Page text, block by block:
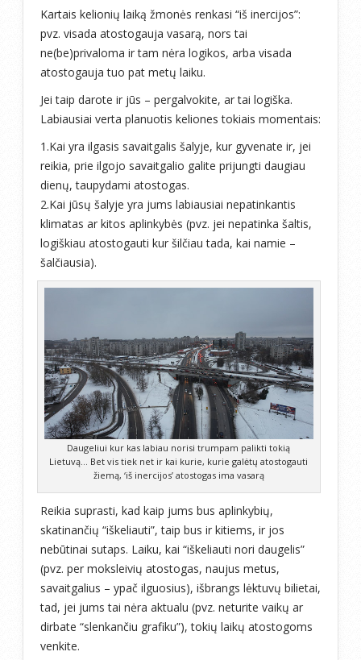
Kartais kelionių laiką žmonės renkasi “iš inercijos”:
pvz. visada atostogauja vasarą, nors tai
ne(be)privaloma ir tam nėra logikos, arba visada
atostogauja tuo pat metų laiku.
Jei taip darote ir jūs – pergalvokite, ar tai logiška.
Labiausiai verta planuotis keliones tokiais momentais:
1.Kai yra ilgasis savaitgalis šalyje, kur gyvenate ir, jei
reikia, prie ilgojo savaitgalio galite prijungti daugiau
dienų, taupydami atostogas.
2.Kai jūsų šalyje yra jums labiausiai nepatinkantis
klimatas ar kitos aplinkybės (pvz. jei nepatinka šaltis,
logiškiau atostogauti kur šilčiau tada, kai namie –
šalčiausia).
Daugeliui kur kas labiau norisi trumpam palikti tokią
Lietuvą… Bet vis tiek net ir kai kurie, kurie galėtų atostogauti
žiemą, ‘iš inercijos’ atostogas ima vasarą
Reikia suprasti, kad kaip jums bus aplinkybių,
skatinančių “iškeliauti”, taip bus ir kitiems, ir jos
nebūtinai sutaps. Laiku, kai “iškeliauti nori daugelis”
(pvz. per moksleivių atostogas, naujus metus,
savaitgalius – ypač ilguosius), išbrangs lėktuvų bilietai,
tad, jei jums tai nėra aktualu (pvz. neturite vaikų ar
dirbate “slenkančiu grafiku”), tokių laikų atostogoms
venkite.